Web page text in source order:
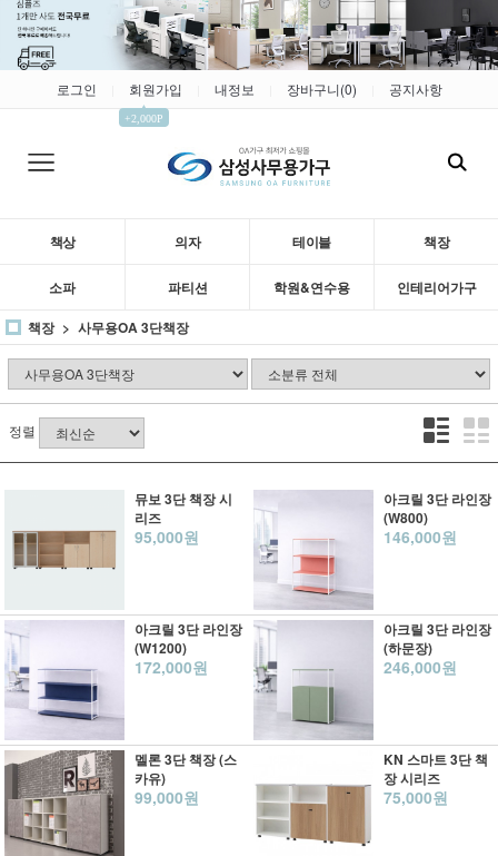
로그인 회원가입
▲
+2,000P
내정보 장바구니(0) 공지사항
책상 의자 테이블 책장
소파 파티션 학원&연수용
인테리어가구
책장
사무용OA 3단책장
정렬
뮤보 3단 책장 시
리즈
95,000원
아크릴 3단 라인장
(W800)
146,000원
아크릴 3단 라인장
(W1200)
172,000원
아크릴 3단 라인장
(하문장)
246,000원
멜론 3단 책장 (스
카유)
99,000원
KN 스마트 3단 책
장 시리즈
75,000원